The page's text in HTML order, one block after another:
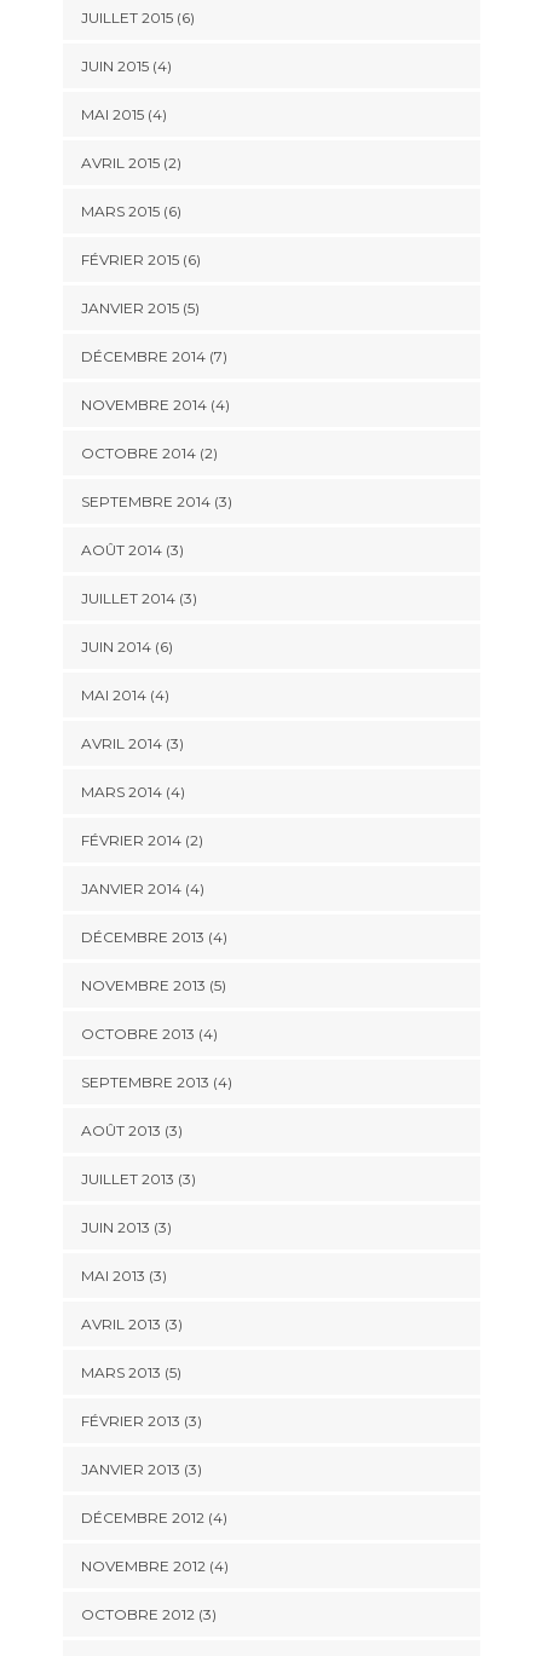
JUILLET 2015(6)
JUIN 2015(4)
MAI 2015(4)
AVRIL 2015(2)
MARS 2015(6)
FÉVRIER 2015(6)
JANVIER 2015(5)
DÉCEMBRE 2014(7)
NOVEMBRE 2014(4)
OCTOBRE 2014(2)
SEPTEMBRE 2014(3)
AOÛT 2014(3)
JUILLET 2014(3)
JUIN 2014(6)
MAI 2014(4)
AVRIL 2014(3)
MARS 2014(4)
FÉVRIER 2014(2)
JANVIER 2014(4)
DÉCEMBRE 2013 (4)
NOVEMBRE 2013 (5)
OCTOBRE 2013 (4)
SEPTEMBRE 2013 (4)
AOÛT 2013 (3)
JUILLET 2013 (3)
JUIN 2013 (3)
MAI 2013 (3)
AVRIL 2013 (3)
MARS 2013 (5)
FÉVRIER 2013 (3)
JANVIER 2013 (3)
DÉCEMBRE 2012(4)
NOVEMBRE 2012(4)
OCTOBRE 2012(3)